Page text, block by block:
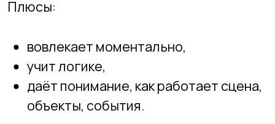
пространственное мышление,
работу с деталями,
основы дизайна и архитектуры.
Позже такой ребёнок легко перейдёт в
геймдев или дизайн.